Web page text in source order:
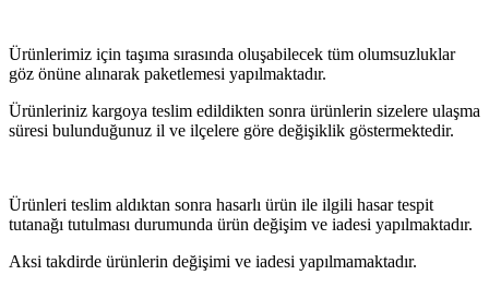
Ürünlerimiz için taşıma sırasında oluşabilecek tüm olumsuzluklar
göz önüne alınarak paketlemesi yapılmaktadır.
Ürünleriniz kargoya teslim edildikten sonra ürünlerin sizelere ulaşma
süresi bulunduğunuz il ve ilçelere göre değişiklik göstermektedir.
Ürünleri teslim aldıktan sonra hasarlı ürün ile ilgili hasar tespit
tutanağı tutulması durumunda ürün değişim ve iadesi yapılmaktadır.
Aksi takdirde ürünlerin değişimi ve iadesi yapılmamaktadır.